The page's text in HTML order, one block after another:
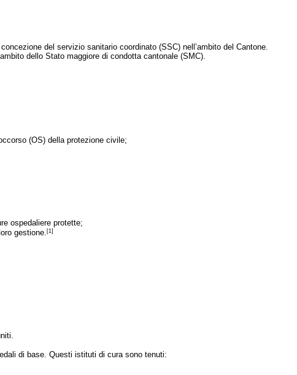
del servizio sanitario coordinato (SSC) nell’ambito del Cantone.
ambito dello Stato maggiore di condotta cantonale (SMC).
(OS) della protezione civile;
ospedaliere protette;
gestione.[1]
di base. Questi istituti di cura sono tenuti: